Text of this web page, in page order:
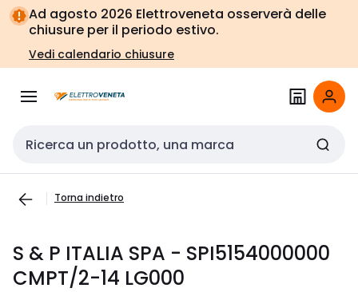
Vai alla
navigazione
Vai
alla
pagina
Ad agosto 2026 Elettroveneta osserverà delle
chiusure per il periodo estivo.
Vedi calendario chiusure
Cerca input
Torna indietro
S & P ITALIA SPA - SPI5154000000
CMPT/2-14 LG000